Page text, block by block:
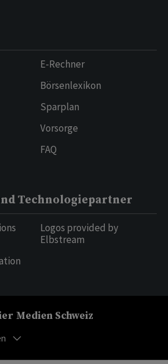
E-Rechner
Börsenlexikon
Sparplan
Vorsorge
FAQ
Technologiepartner
Logos provided by
Elbstream
Medien Schweiz